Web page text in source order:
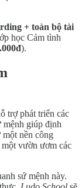
+ toàn bộ tài
học Cảm tình
).
trợ phát triển các
mệnh giúp định
nền công
một vườn ươm các
sứ mệnh này.